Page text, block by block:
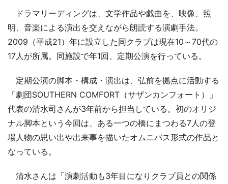
ドラマリーディングは、文学作品や戯曲を、映像、照
明、音楽による演出を交えながら朗読する演劇手法。
2009（平成21）年に設立した同クラブは現在10～70代の
17人が所属。同施設で年1回、定期公演を行っている。
定期公演の脚本・構成・演出は、弘前を拠点に活動する
「劇団SOUTHERN COMFORT（サザンカンフォート）」
代表の清水司さんが3年前から担当している。初のオリジ
ナル脚本という今回は、ある一つの橋にまつわる7人の登
場人物の思い出や出来事を描いたオムニバス形式の作品と
なっている。
清水さんは「演劇活動も3年目になりクラブ員との関係